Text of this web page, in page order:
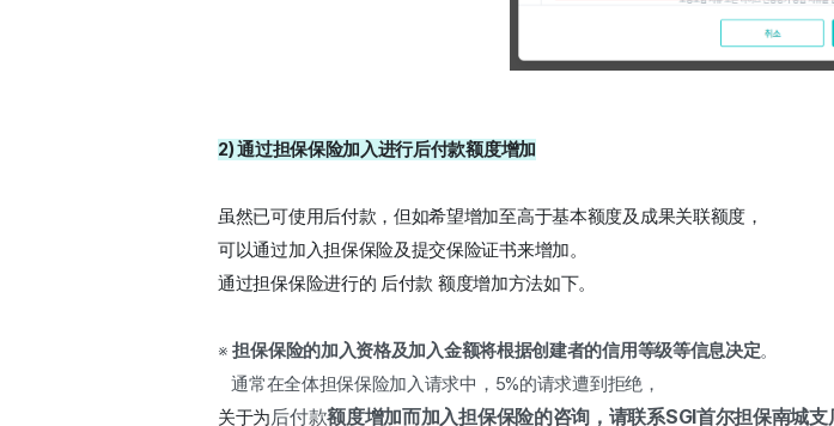
2) 通过担保保险加入进行后付款额度增加
虽然已可使用后付款，但如希望增加至高于基本额度及成果关联额度，
可以通过加入担保保险及提交保险证书来增加。
通过担保保险进行的 后付款 额度增加方法如下。
※担保保险的加入资格及加入金额将根据创建者的信用等级等信息决定。
通常在全体担保保险加入请求中，5%的请求遭到拒绝，
关于为后付款额度增加而加入担保保险的咨询，请联系SGI首尔担保南城